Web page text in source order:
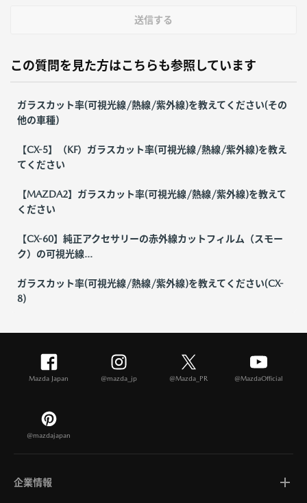
送信する
この質問を見た方はこちらも参照しています
ガラスカット率(可視光線/熱線/紫外線)を教えてください(その
他の車種)
【CX-5】（KF）ガラスカット率(可視光線/熱線/紫外線)を教え
てください
【MAZDA2】ガラスカット率(可視光線/熱線/紫外線)を教えて
ください
【CX-60】純正アクセサリーの赤外線カットフィルム（スモー
ク）の可視光線...
ガラスカット率(可視光線/熱線/紫外線)を教えてください(CX-
8)
Mazda Japan @mazda_jp @Mazda_PR @MazdaOfficial
@mazdajapan
企業情報